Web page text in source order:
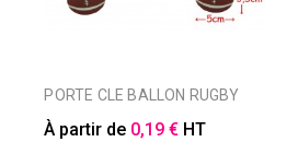
PORTE CLE BALLON RUGBY
À partir de 0,19 € HT